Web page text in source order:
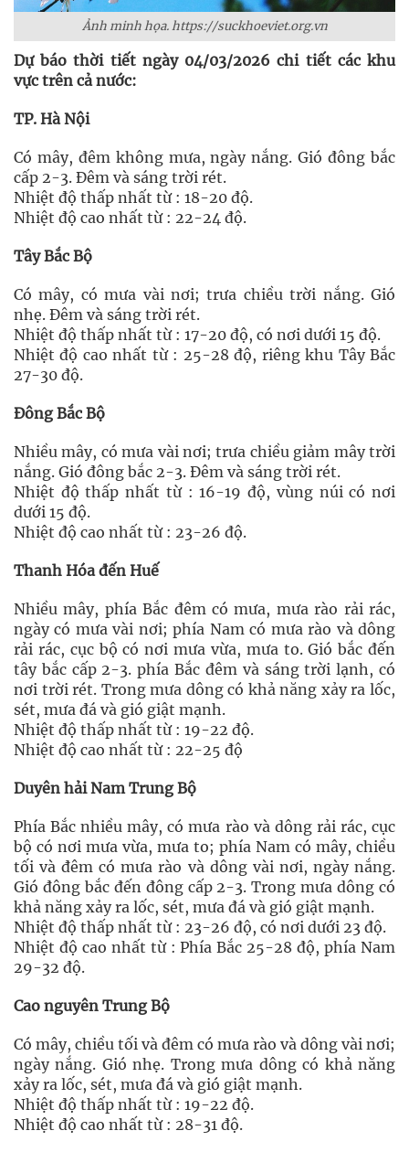
Ảnh minh họa. https://suckhoeviet.org.vn
Dự báo thời tiết ngày 04/03/2026 chi tiết các khu
vực trên cả nước:
TP. Hà Nội
Có mây, đêm không mưa, ngày nắng. Gió đông bắc
cấp 2-3. Đêm và sáng trời rét.
Nhiệt độ thấp nhất từ : 18-20 độ.
Nhiệt độ cao nhất từ : 22-24 độ.
Tây Bắc Bộ
Có mây, có mưa vài nơi; trưa chiều trời nắng. Gió
nhẹ. Đêm và sáng trời rét.
Nhiệt độ thấp nhất từ : 17-20 độ, có nơi dưới 15 độ.
Nhiệt độ cao nhất từ : 25-28 độ, riêng khu Tây Bắc
27-30 độ.
Đông Bắc Bộ
Nhiều mây, có mưa vài nơi; trưa chiều giảm mây trời
nắng. Gió đông bắc 2-3. Đêm và sáng trời rét.
Nhiệt độ thấp nhất từ : 16-19 độ, vùng núi có nơi
dưới 15 độ.
Nhiệt độ cao nhất từ : 23-26 độ.
Thanh Hóa đến Huế
Nhiều mây, phía Bắc đêm có mưa, mưa rào rải rác,
ngày có mưa vài nơi; phía Nam có mưa rào và dông
rải rác, cục bộ có nơi mưa vừa, mưa to. Gió bắc đến
tây bắc cấp 2-3. phía Bắc đêm và sáng trời lạnh, có
nơi trời rét. Trong mưa dông có khả năng xảy ra lốc,
sét, mưa đá và gió giật mạnh.
Nhiệt độ thấp nhất từ : 19-22 độ.
Nhiệt độ cao nhất từ : 22-25 độ
Duyên hải Nam Trung Bộ
Phía Bắc nhiều mây, có mưa rào và dông rải rác, cục
bộ có nơi mưa vừa, mưa to; phía Nam có mây, chiều
tối và đêm có mưa rào và dông vài nơi, ngày nắng.
Gió đông bắc đến đông cấp 2-3. Trong mưa dông có
khả năng xảy ra lốc, sét, mưa đá và gió giật mạnh.
Nhiệt độ thấp nhất từ : 23-26 độ, có nơi dưới 23 độ.
Nhiệt độ cao nhất từ : Phía Bắc 25-28 độ, phía Nam
29-32 độ.
Cao nguyên Trung Bộ
Có mây, chiều tối và đêm có mưa rào và dông vài nơi;
ngày nắng. Gió nhẹ. Trong mưa dông có khả năng
xảy ra lốc, sét, mưa đá và gió giật mạnh.
Nhiệt độ thấp nhất từ : 19-22 độ.
Nhiệt độ cao nhất từ : 28-31 độ.